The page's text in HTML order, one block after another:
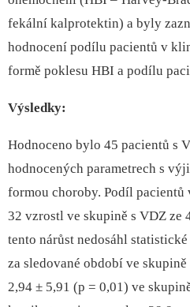
fekální kalprotektin) a byly
hodnocení podílu pa­cientů v
formě poklesu HBI a podílu
Výsledky:
Hodnoceno bylo 45 pa­cientů s
hodnocených parametrech s
formou choroby. Podíl
32 vzrostl ve skupině s VDZ ze
tento nárůst nedosáhl
za sledované období ve
2,94 ± 5,91 (p = 0,01) ve